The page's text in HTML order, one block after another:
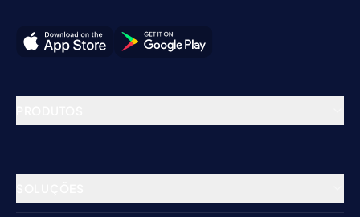
Gestão de Propriedades
Motor de Reservas